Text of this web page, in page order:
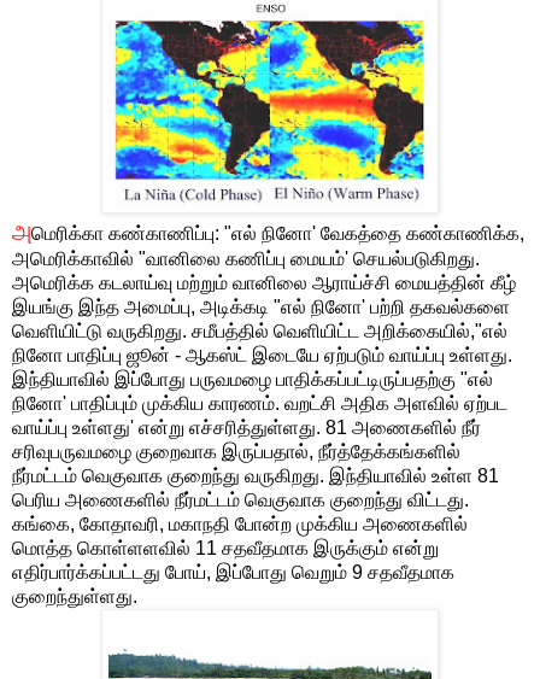
அமெரிக்கா கண்காணிப்பு: "எல் நினோ' வேகத்தை கண்காணிக்க,
அமெரிக்காவில் "வானிலை கணிப்பு மையம்' செயல்படுகிறது.
அமெரிக்க கடலாய்வு மற்றும் வானிலை ஆராய்ச்சி மையத்தின் கீழ்
இயங்கு இந்த அமைப்பு, அடிக்கடி "எல் நினோ' பற்றி தகவல்களை
வெளியிட்டு வருகிறது. சமீபத்தில் வெளியிட்ட அறிக்கையில்,"எல்
நினோ பாதிப்பு ஜூன் - ஆகஸ்ட் இடையே ஏற்படும் வாய்ப்பு உள்ளது.
இந்தியாவில் இப்போது பருவமழை பாதிக்கப்பட்டிருப்பதற்கு "எல்
நினோ' பாதிப்பும் முக்கிய காரணம். வறட்சி அதிக அளவில் ஏற்பட
வாய்ப்பு உள்ளது' என்று எச்சரித்துள்ளது. 81 அணைகளில் நீர்
சரிவுபருவமழை குறைவாக இருப்பதால், நீர்த்தேக்கங்களில்
நீர்மட்டம் வெகுவாக குறைந்து வருகிறது. இந்தியாவில் உள்ள 81
பெரிய அணைகளில் நீர்மட்டம் வெகுவாக குறைந்து விட்டது.
கங்கை, கோதாவரி, மகாநதி போன்ற முக்கிய அணைகளில்
மொத்த கொள்ளளவில் 11 சதவீதமாக இருக்கும் என்று
எதிர்பார்க்கப்பட்டது போய், இப்போது வெறும் 9 சதவீதமாக
குறைந்துள்ளது.